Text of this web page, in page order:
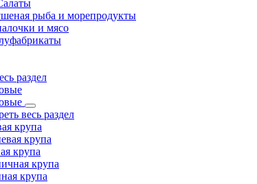
рыба и морепродукты
и мясо
раздел
весь раздел
крупа
крупа
крупа
крупа
крупа